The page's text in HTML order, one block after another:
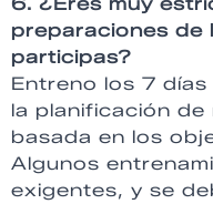
preparaciones de
participas?
Entreno los 7 días
la planificación
basada en los
Algunos
exigentes, y se